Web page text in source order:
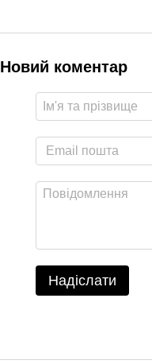
Новий коментар
Надіслати